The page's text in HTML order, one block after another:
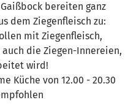
bereiten ganz
dem Ziegenfleisch zu:
mit Ziegenfleisch,
die Ziegen-Innereien,
wird!
Küche von 12.00 - 20.30